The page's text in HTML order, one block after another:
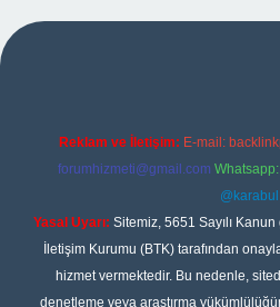
Reklam ve İletişim: E-mail:
forumhizmeti@gmail.com
@karabul
Yasal Uyarı: Sitemiz, 5651 Sayılı
İletişim Kurumu (BTK) tarafından
hizmet vermektedir. Bu nedenle,
denetleme veya araştırma